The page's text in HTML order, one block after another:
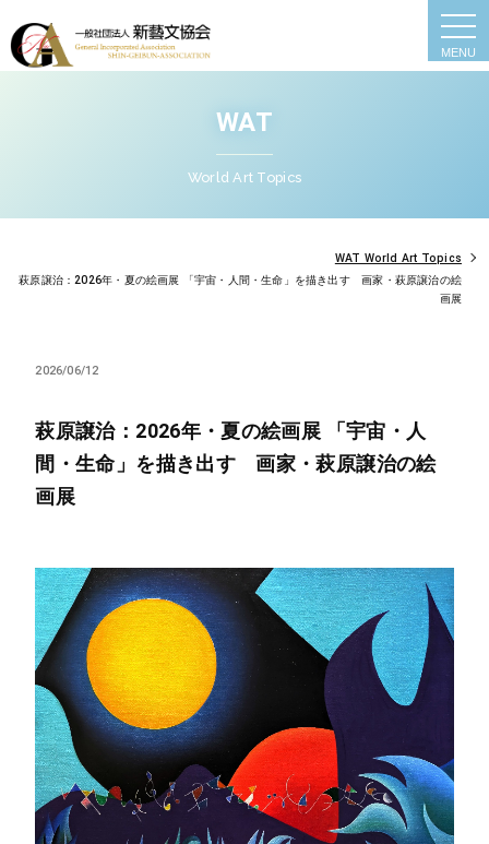
WAT
World Art Topics
WAT World Art Topics
萩原譲治：2026年・夏の絵画展 「宇宙・人間・生命」を描き出す 画家・萩原譲治の絵
画展
2026/06/12
萩原譲治：2026年・夏の絵画展 「宇宙・人
間・生命」を描き出す 画家・萩原譲治の絵
画展